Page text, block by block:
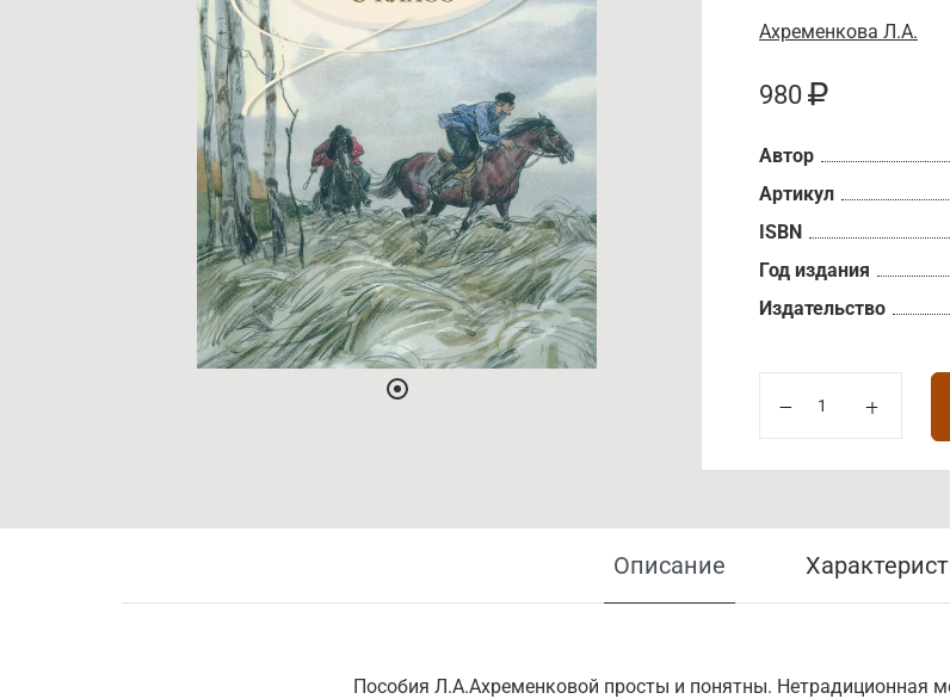
Ахременкова Л.А.
980
Автор
Артикул
ISBN
Год издания
Издательство
Описание
Пособия Л.А.Ахременковой просты и понятны. Нетрадиционная